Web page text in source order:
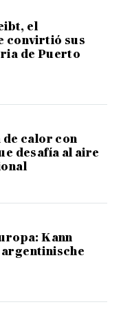
el
convirtió sus
de Puerto
de calor con
desafía al aire
Kann